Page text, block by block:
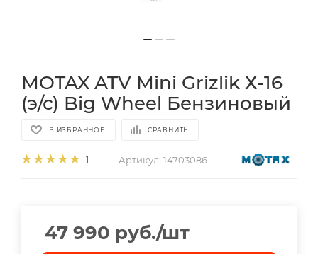
MOTAX ATV Mini Grizlik Х-16
(э/с) Big Wheel Бензиновый
В ИЗБРАННОЕ СРАВНИТЬ
1 Артикул: 14703086
47 990 руб./шт